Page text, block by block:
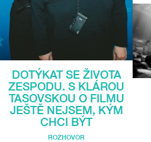
DOTÝKAT SE ŽIVOTA
ZESPODU. S KLÁROU
TASOVSKOU O FILMU
JEŠTĚ NEJSEM, KÝM
CHCI BÝT
ROZHOVOR